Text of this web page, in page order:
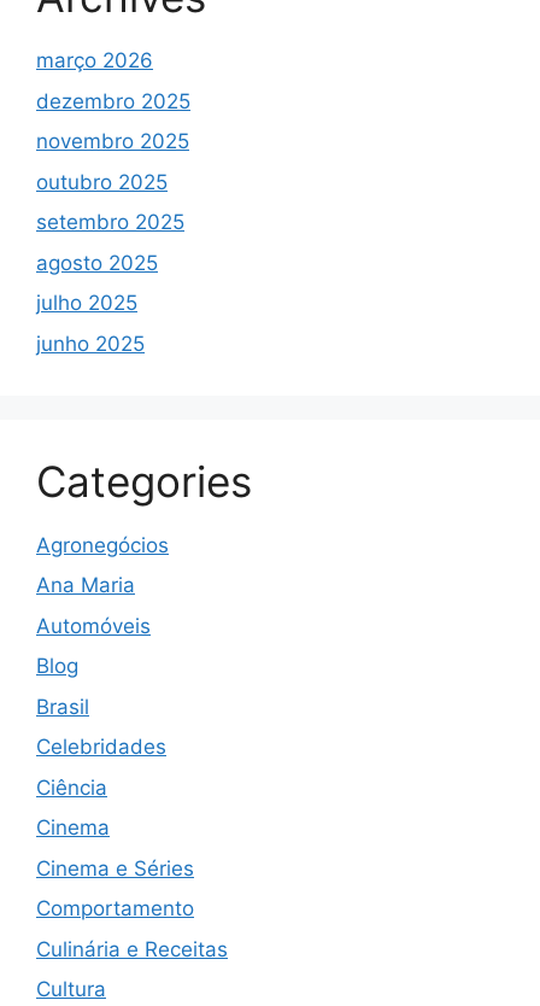
março 2026
dezembro 2025
novembro 2025
outubro 2025
setembro 2025
agosto 2025
julho 2025
junho 2025
Categories
Agronegócios
Ana Maria
Automóveis
Blog
Brasil
Celebridades
Ciência
Cinema
Cinema e Séries
Comportamento
Culinária e Receitas
Cultura